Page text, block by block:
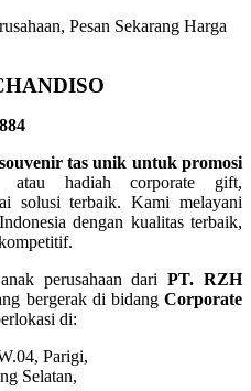
souvenir tas unik untuk promosi
atau hadiah corporate gift,
solusi terbaik. Kami melayani
dengan kualitas terbaik,
perusahaan dariPT. RZH
bergerak di bidangCorporate
di:
Parigi,
Selatan,